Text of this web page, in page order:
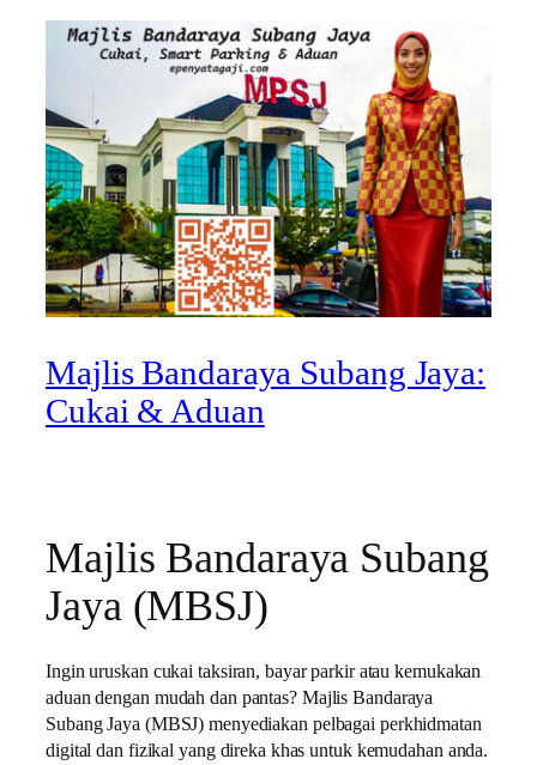
Majlis Bandaraya Subang Jaya:
Cukai & Aduan
Majlis Bandaraya Subang
Jaya (MBSJ)
Ingin uruskan cukai taksiran, bayar parkir atau kemukakan
aduan dengan mudah dan pantas? Majlis Bandaraya
Subang Jaya (MBSJ) menyediakan pelbagai perkhidmatan
digital dan fizikal yang direka khas untuk kemudahan anda.